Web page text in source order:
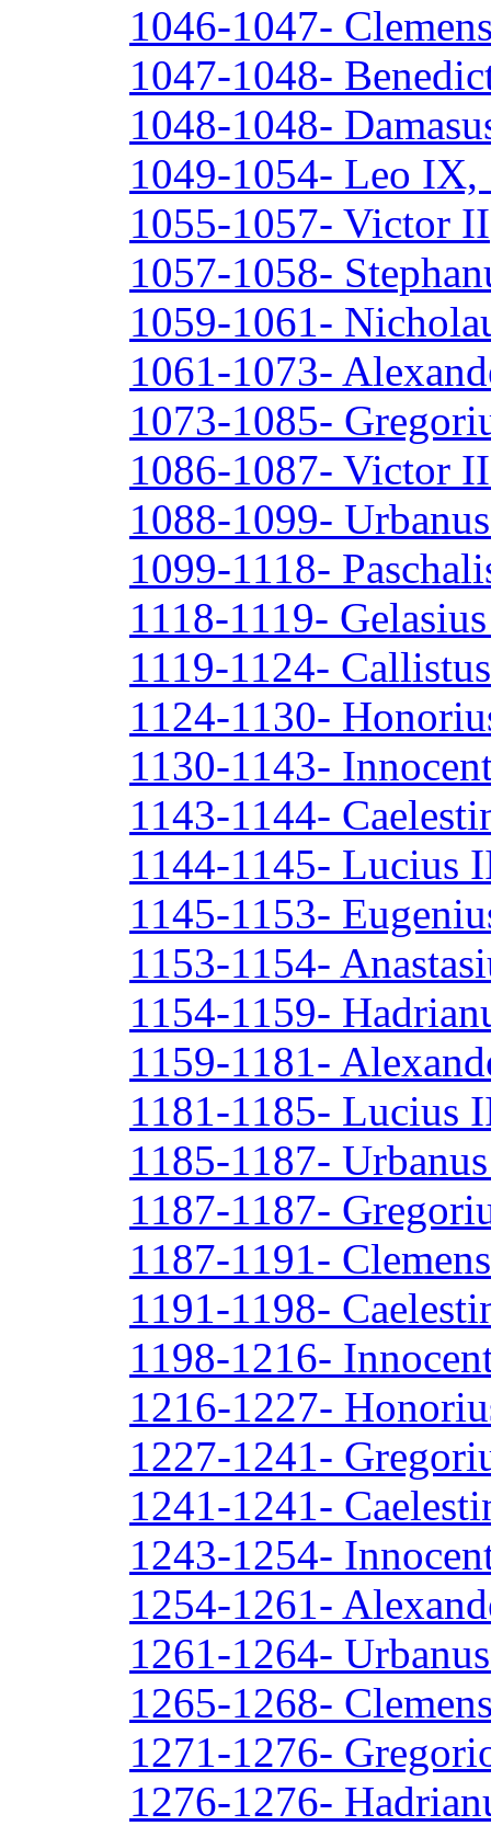
1046-1047-
1047-1048-
1048-1048-
1049-1054- Leo IX,
1055-1057- Victor II
1057-1058-
1059-1061-
1061-1073-
1073-1085-
1086-1087- Victor
1088-1099-
1099-1118-
1118-1119-
1119-1124-
1124-1130-
1130-1143-
1143-1144-
1144-1145- Lucius
1145-1153-
1153-1154-
1154-1159-
1159-1181-
1181-1185- Lucius
1185-1187-
1187-1187-
1187-1191-
1191-1198-
1198-1216-
1216-1227-
1227-1241-
1241-1241-
1243-1254-
1254-1261-
1261-1264-
1265-1268-
1271-1276-
1276-1276-